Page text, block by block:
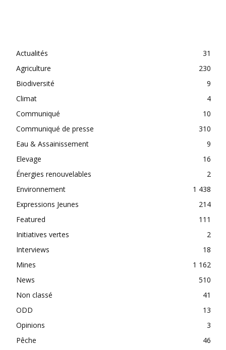
Actualités
31
Agriculture
230
Biodiversité
9
Climat
4
Communiqué
10
Communiqué de presse
310
Eau & Assainissement
9
Elevage
16
Énergies renouvelables
2
Environnement
1 438
Expressions Jeunes
214
Featured
111
Initiatives vertes
2
Interviews
18
Mines
1 162
News
510
Non classé
41
ODD
13
Opinions
3
Pêche
46